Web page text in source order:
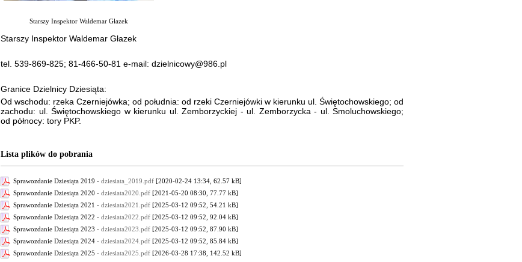
Starszy Inspektor Waldemar Głazek
Starszy Inspektor Waldemar Głazek
tel. 539-869-825; 81-466-50-81 e-mail: dzielnicowy@986.pl
Granice Dzielnicy Dziesiąta:
Od wschodu: rzeka Czerniejówka; od południa: od rzeki Czerniejówki w kierunku ul. Świętochowskiego; od
zachodu: ul. Świętochowskiego w kierunku ul. Zemborzyckiej - ul. Zemborzycka - ul. Smoluchowskiego;
od północy: tory PKP.
Lista plików do pobrania
Sprawozdanie Dziesiąta 2019 - dziesiata_2019.pdf [2020-02-24 13:34, 62.57 kB]
Sprawozdanie Dziesiąta 2020 - dziesiata2020.pdf [2021-05-20 08:30, 77.77 kB]
Sprawozdanie Dziesiąta 2021 - dziesiata2021.pdf [2025-03-12 09:52, 54.21 kB]
Sprawozdanie Dziesiąta 2022 - dziesiata2022.pdf [2025-03-12 09:52, 92.04 kB]
Sprawozdanie Dziesiąta 2023 - dziesiata2023.pdf [2025-03-12 09:52, 87.90 kB]
Sprawozdanie Dziesiąta 2024 - dziesiata2024.pdf [2025-03-12 09:52, 85.84 kB]
Sprawozdanie Dziesiąta 2025 - dziesiata2025.pdf [2026-03-28 17:38, 142.52 kB]